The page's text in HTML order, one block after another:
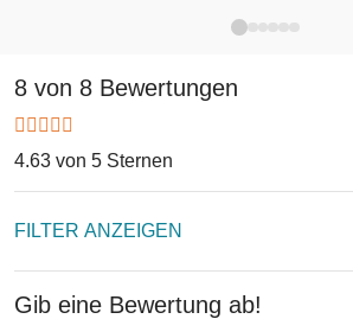
8 von 8 Bewertungen
4.63 von 5 Sternen
FILTER ANZEIGEN
Gib eine Bewertung ab!